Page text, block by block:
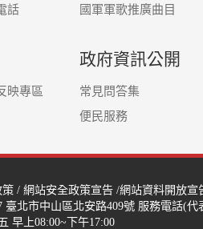
話
國軍軍歌推廣曲目
映專區
政府資訊公開
常見問答集
便民服務
策 / 網站安全政策宣告 /網站資料開放宣
臺北市中山區北安路409號 服務電話(代
早上08:00~下午17:00